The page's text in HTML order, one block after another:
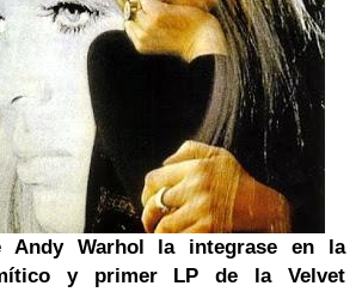
Andy Warhol
la integrase en la
y primer LP de la Velvet